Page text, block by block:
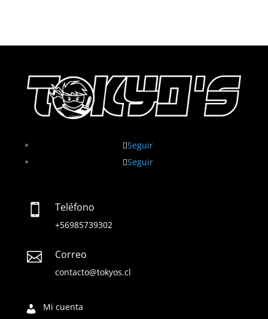
Seguir
Seguir
 Teléfono
+56985739302
 Correo
contacto@tokyos.cl
Mi cuenta